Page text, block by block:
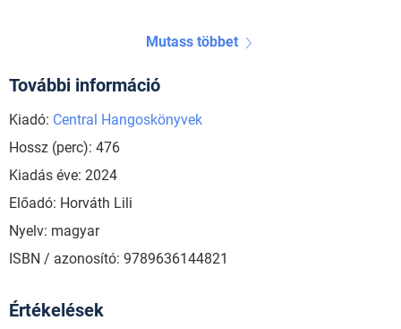
Mutass többet
További információ
Kiadó: Central Hangoskönyvek
Hossz (perc): 476
Kiadás éve: 2024
Előadó: Horváth Lili
Nyelv: magyar
ISBN / azonosító: 9789636144821
Értékelések